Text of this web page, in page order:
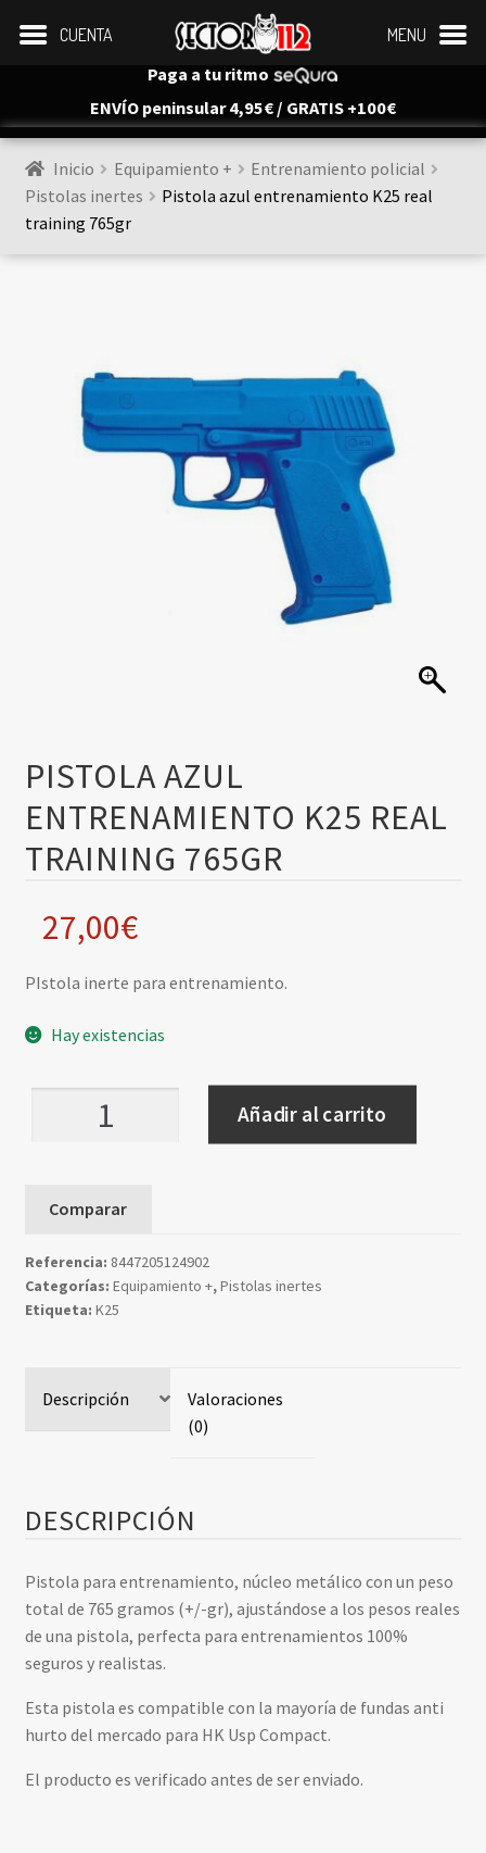
Paga a tu ritmo
ENVÍO peninsular 4,95€ / GRATIS +100€
Inicio Equipamiento +
Entrenamiento policial
Pistolas inertes
Pistola azul entrenamiento K25 real
training 765gr
PISTOLA AZUL
ENTRENAMIENTO K25 REAL
TRAINING 765GR
27,00€
PIstola inerte para entrenamiento.
Hay existencias
real
765gr
cantidad
Añadir al carrito
Comparar
Referencia: 8447205124902
Categorías: Equipamiento +,Pistolas inertes
Etiqueta: K25
Descripción
Valoraciones
(0)
DESCRIPCIÓN
Pistola para entrenamiento, núcleo metálico con un peso
total de 765 gramos (+/-gr), ajustándose a los pesos reales
de una pistola, perfecta para entrenamientos 100%
seguros y realistas.
Esta pistola es compatible con la mayoría de fundas anti
hurto del mercado para HK Usp Compact.
El producto es verificado antes de ser enviado.
CUENTA MENU
Email
CONSEGUIR DESCUENTO